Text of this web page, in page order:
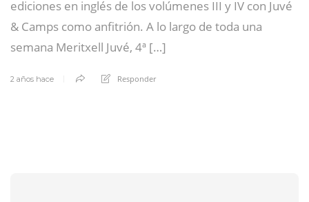
ediciones en inglés de los volúmenes III y IV con Juvé
& Camps como anfitrión. A lo largo de toda una
semana Meritxell Juvé, 4ª […]
2 años hace Responder